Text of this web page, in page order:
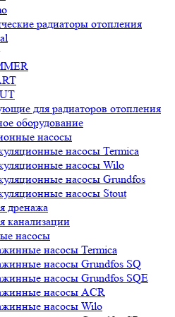
радиаторы отопления
для радиаторов отопления
оборудование
насосы
насосы Termica
насосы Wilo
насосы Grundfos
насосы Stout
дренажа
канализации
насосы
насосы Termica
насосы Grundfos SQ
насосы Grundfos SQE
насосы ACR
насосы Wilo